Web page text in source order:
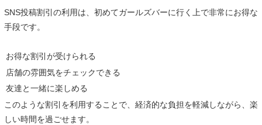
SNS投稿割引の利用は、初めてガールズバーに行く上で非常にお得な
手段です。
お得な割引が受けられる
店舗の雰囲気をチェックできる
友達と一緒に楽しめる
このような割引を利用することで、経済的な負担を軽減しながら、楽
しい時間を過ごせます。